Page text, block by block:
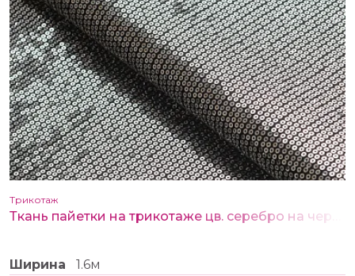
Трикотаж
Ширина 1.6м